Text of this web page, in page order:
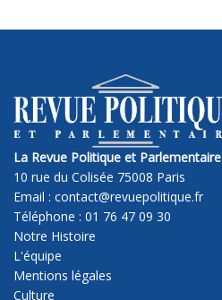
La Revue Politique et Parlementaire
10 rue du Colisée 75008 Paris
Email : contact@revuepolitique.fr
Téléphone : 01 76 47 09 30
Notre Histoire
L'équipe
Mentions légales
Culture